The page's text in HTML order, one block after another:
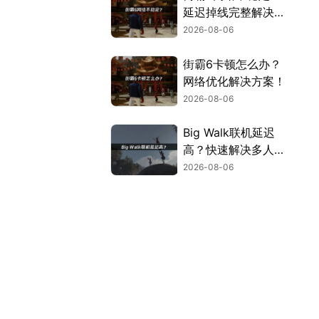
延迟掉线完整解决指
南！
2026-08-06
街霸6卡顿怎么办？
网络优化解决方案！
2026-08-06
Big Walk联机延迟
高？快速解决多人联
机卡顿问题！
2026-08-06